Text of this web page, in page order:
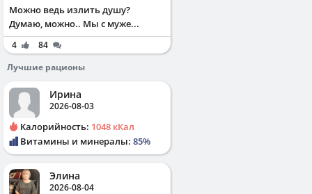
Можно ведь излить душу?
Думаю, можно.. Мы с муже...
4
84
Лучшие рационы
Ирина
2026-08-03
Калорийность: 1048 кКал
Витамины и минералы: 85%
Элина
2026-08-04